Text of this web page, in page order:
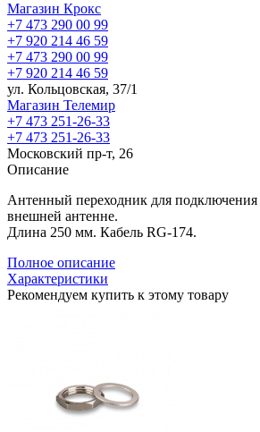
Магазин Крокс
+7 473 290 00 99
+7 920 214 46 59
+7 473 290 00 99
+7 920 214 46 59
ул. Кольцовская, 37/1
Магазин Телемир
+7 473 251-26-33
+7 473 251-26-33
Московский пр-т, 26
Описание
Антенный переходник для
внешней антенне.
Длина 250 мм. Кабель RG-174.
Полное описание
Характеристики
Рекомендуем купить к этому товару